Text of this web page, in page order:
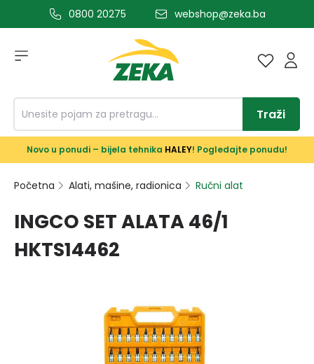
glavni sadržaj0800 20275 webshop@zeka.ba
Traži
Novo u ponudi – bijela tehnika HALEY! Pogledajte ponudu!
Početna Alati, mašine, radionica Ručni alat
INGCO SET ALATA 46/1
HKTS14462